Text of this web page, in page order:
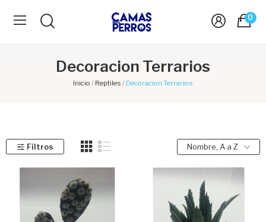
0
Decoracion Terrarios
Inicio Reptiles Decoracion Terrarios
Filtros Nombre, A a Z